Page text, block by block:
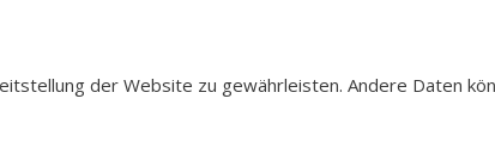
der Website zu gewährleisten. Andere Daten